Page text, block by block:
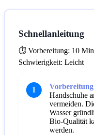
Schnellanleitung
⏱️ Vorbereitung: 10
Schwierigkeit: Leicht
1
Handschuhe
vermeiden.
Wasser
Bio-Qualität
werden.